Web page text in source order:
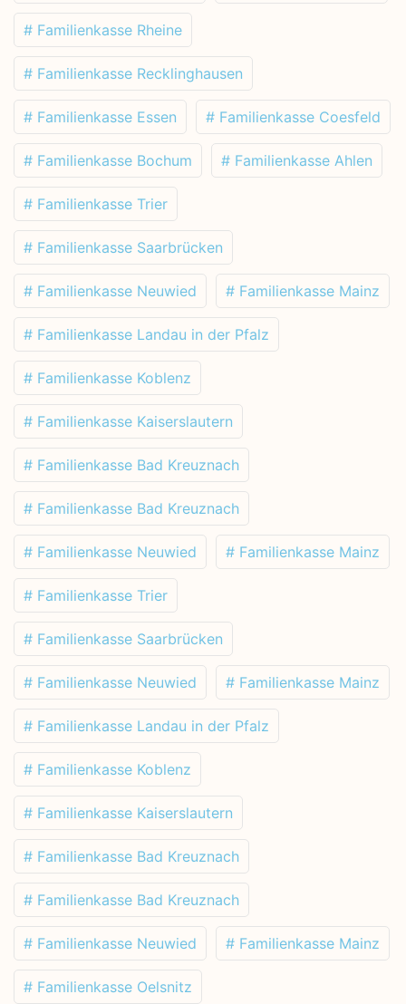
# Familienkasse Rheine
# Familienkasse Recklinghausen
# Familienkasse Essen # Familienkasse Coesfeld
# Familienkasse Bochum # Familienkasse Ahlen
# Familienkasse Trier
# Familienkasse Saarbrücken
# Familienkasse Neuwied # Familienkasse Mainz
# Familienkasse Landau in der Pfalz
# Familienkasse Koblenz
# Familienkasse Kaiserslautern
# Familienkasse Bad Kreuznach
# Familienkasse Bad Kreuznach
# Familienkasse Neuwied # Familienkasse Mainz
# Familienkasse Trier
# Familienkasse Saarbrücken
# Familienkasse Neuwied # Familienkasse Mainz
# Familienkasse Landau in der Pfalz
# Familienkasse Koblenz
# Familienkasse Kaiserslautern
# Familienkasse Bad Kreuznach
# Familienkasse Bad Kreuznach
# Familienkasse Neuwied # Familienkasse Mainz
# Familienkasse Oelsnitz